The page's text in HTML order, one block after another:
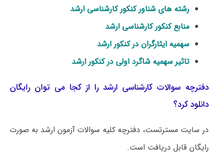
رشته های شناور کنکور کارشناسی ارشد
منابع کنکور کارشناسی ارشد
سهمیه ایثارگران در کنکور ارشد
تاثیر سهمیه شاگرد اولی در کنکور ارشد
دفترچه سوالات کارشناسی ارشد را از کجا می توان رایگان
دانلود کرد؟
در سایت مسترتست، دفترچه کلیه سوالات آزمون ارشد به صورت
رایگان قابل دریافت است.